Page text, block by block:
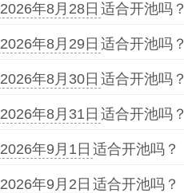
2026年8月28日 适合开池吗？
2026年8月29日 适合开池吗？
2026年8月30日 适合开池吗？
2026年8月31日 适合开池吗？
2026年9月1日 适合开池吗？
2026年9月2日 适合开池吗？